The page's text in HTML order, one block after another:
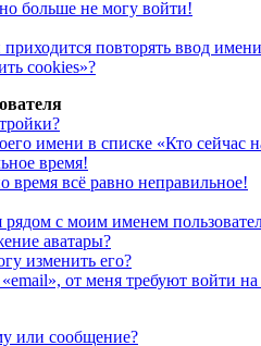
больше не могу войти!
повторять ввод
cookies»?
имени в списке «Кто сейчас
время!
время всё равно неправильное!
с моим именем
аватары?
изменить его?
от меня требуют войти
или сообщение?